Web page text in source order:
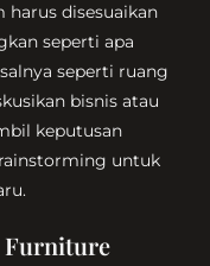
harus disesuaikan
seperti apa
seperti ruang
bisnis atau
keputusan
untuk
Furniture